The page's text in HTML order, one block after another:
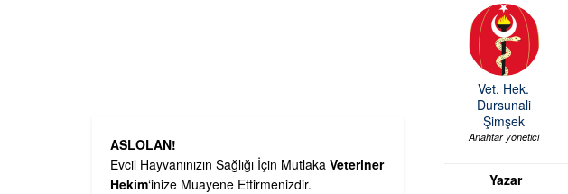
Vet. Hek.
Dursunali
Şimşek
Anahtar yönetici
Yazar
ASLOLAN!
Evcil Hayvanınızın Sağlığı İçin Mutlaka Veteriner
Hekim‘inize Muayene Ettirmenizdir.